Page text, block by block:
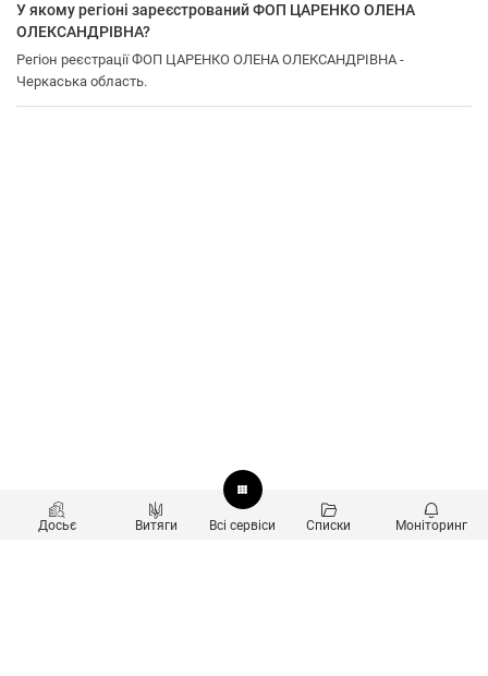
У якому регіоні зареєстрований ФОП ЦАРЕНКО ОЛЕНА
ОЛЕКСАНДРІВНА?
Регіон реєстрації ФОП ЦАРЕНКО ОЛЕНА ОЛЕКСАНДРІВНА -
Черкаська область.
Досьє Витяги Всі сервіси Списки Моніторинг